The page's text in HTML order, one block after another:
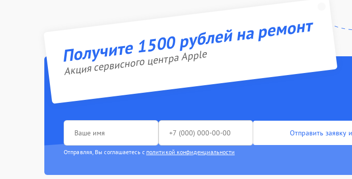
Получите 1500 рублей на ремонт
Акция сервисного центра Apple
Отправить заявку
Отправляя, Вы соглашаетесь с политикой конфиденциальности